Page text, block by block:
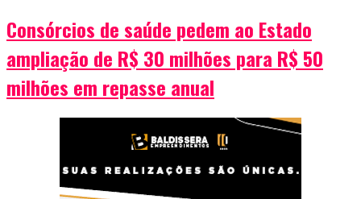
Consórcios de saúde pedem ao Estado
ampliação de R$ 30 milhões para R$ 50
milhões em repasse anual